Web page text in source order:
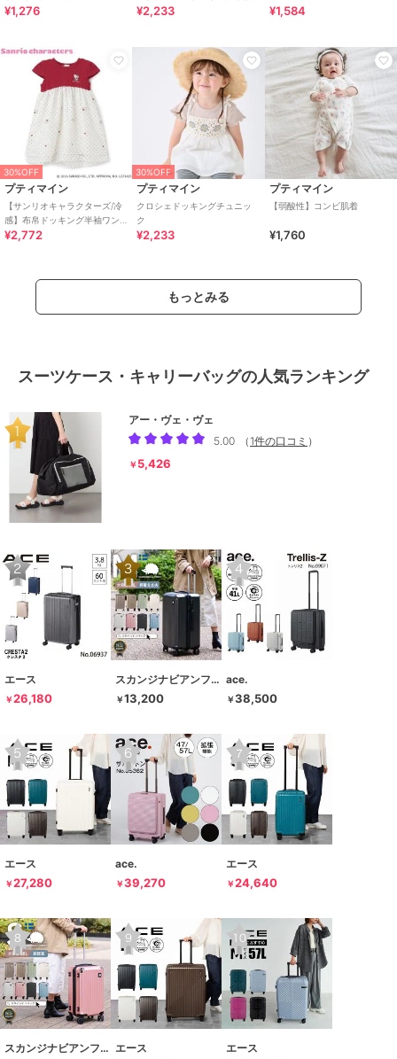
¥1,276
シャツ
¥2,233 ¥1,584
30%OFF
プティマイン
【サンリオキャラクターズ/冷
感】布帛ドッキング半袖ワン
ピース
¥2,772
30%OFF
プティマイン
クロシェドッキングチュニッ
ク
¥2,233
プティマイン
【弱酸性】コンビ肌着
¥1,760
もっとみる
スーツケース・キャリーバッグの人気ランキング
アー・ヴェ・ヴェ
5.00
（ 1件の口コミ ）
￥ 5,426
エース
￥26,180
スカンジナビアンフォレスト
￥13,200
ace.
￥38,500
エース
￥27,280
ace.
￥39,270
エース
￥24,640
スカンジナビアンフォレスト エース エース